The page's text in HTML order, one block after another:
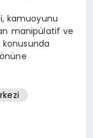
kamuoyunu
manipülatif ve